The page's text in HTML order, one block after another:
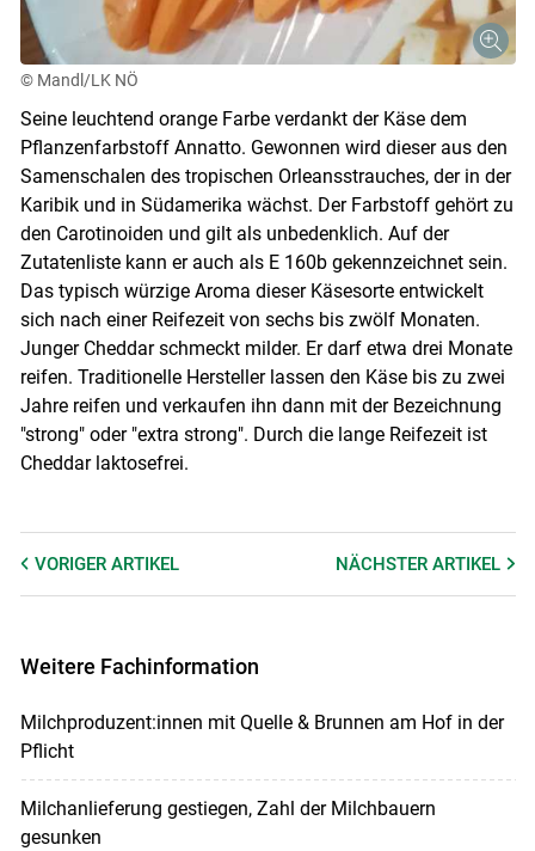
Skip to main content
© Mandl/LK NÖ
Seine leuchtend orange Farbe verdankt der Käse dem
Pflanzenfarbstoff Annatto. Gewonnen wird dieser aus den
Samenschalen des tropischen Orleansstrauches, der in der
Karibik und in Südamerika wächst. Der Farbstoff gehört zu
den Carotinoiden und gilt als unbedenklich. Auf der
Zutatenliste kann er auch als E 160b gekennzeichnet sein.
Das typisch würzige Aroma dieser Käsesorte entwickelt
sich nach einer Reifezeit von sechs bis zwölf Monaten.
Junger Cheddar schmeckt milder. Er darf etwa drei Monate
reifen. Traditionelle Hersteller lassen den Käse bis zu zwei
Jahre reifen und verkaufen ihn dann mit der Bezeichnung
"strong" oder "extra strong". Durch die lange Reifezeit ist
Cheddar laktosefrei.
VORIGER ARTIKEL NÄCHSTERARTIKEL
Weitere Fachinformation
Milchproduzent:innen mit Quelle & Brunnen am Hof in der
Pflicht
Milchanlieferung gestiegen, Zahl der Milchbauern
gesunken